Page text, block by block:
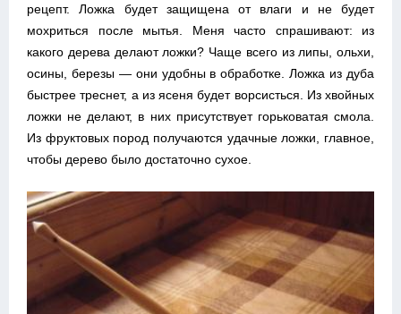
рецепт. Ложка будет защищена от влаги и не будет
мохриться после мытья. Меня часто спрашивают: из
какого дерева делают ложки? Чаще всего из липы, ольхи,
осины, березы — они удобны в обработке. Ложка из дуба
быстрее треснет, а из ясеня будет ворсисться. Из хвойных
ложки не делают, в них присутствует горьковатая смола.
Из фруктовых пород получаются удачные ложки, главное,
чтобы дерево было достаточно сухое.